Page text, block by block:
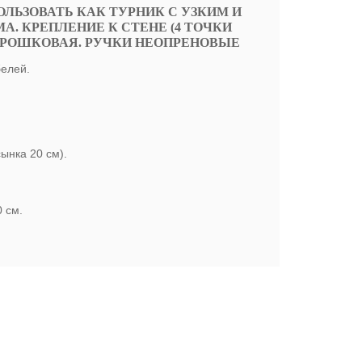
КАК ТУРНИК С УЗКИМ И
КРЕПЛЕНИЕ К СТЕНЕ (4 ТОЧКИ
РУЧКИ НЕОПРЕНОВЫЕ
20 см).
см.